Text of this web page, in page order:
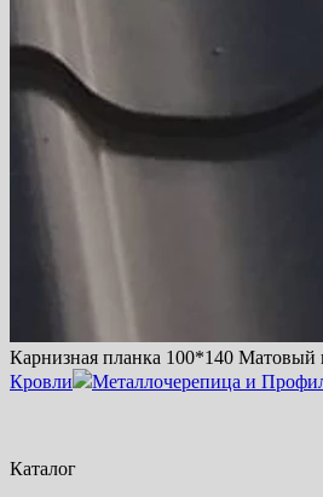
Карнизная планка 100*140 Матовый
Кровли
Металлочерепица и
Каталог